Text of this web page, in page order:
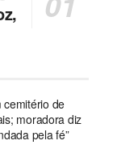
cemitério de
moradora diz
pela fé”